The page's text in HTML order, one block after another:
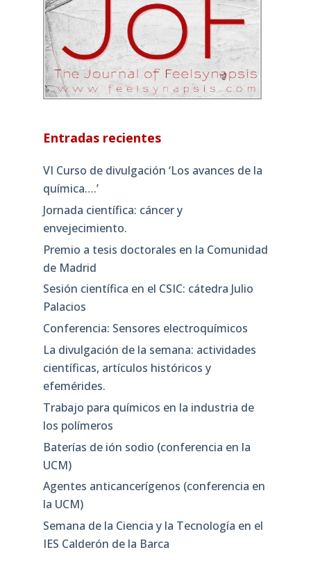
Entradas recientes
VI Curso de divulgación ‘Los avances de la
química….’
Jornada científica: cáncer y
envejecimiento.
Premio a tesis doctorales en la Comunidad
de Madrid
Sesión científica en el CSIC: cátedra Julio
Palacios
Conferencia: Sensores electroquímicos
La divulgación de la semana: actividades
científicas, artículos históricos y
efemérides.
Trabajo para químicos en la industria de
los polímeros
Baterías de ión sodio (conferencia en la
UCM)
Agentes anticancerígenos (conferencia en
la UCM)
Semana de la Ciencia y la Tecnología en el
IES Calderón de la Barca